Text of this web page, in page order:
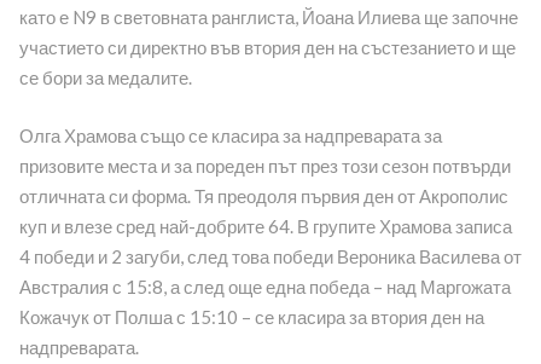
като е N9 в световната ранглиста, Йоана Илиева ще започне
участието си директно във втория ден на състезанието и ще
се бори за медалите.
Олга Храмова също се класира за надпреварата за
призовите места и за пореден път през този сезон потвърди
отличната си форма. Тя преодоля първия ден от Акрополис
куп и влезе сред най-добрите 64. В групите Храмова записа
4 победи и 2 загуби, след това победи Вероника Василева от
Австралия с 15:8, а след още една победа – над Маргожата
Кожачук от Полша с 15:10 – се класира за втория ден на
надпреварата.